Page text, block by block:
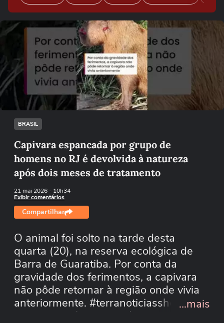
Ops!
Não foi possível reproduzir o vídeo
Tentar novamente
BRASIL
Capivara espancada por grupo de
homens no RJ é devolvida à natureza
após dois meses de tratamento
21 mai 2026- 10h34
Exibir comentários
Compartilhar
O animal foi solto na tarde desta
quarta (20), na reserva ecológica de
Barra de Guaratiba. Por conta da
gravidade dos ferimentos, a capivara
não pôde retornar à região onde vivia
anteriormente. #terranoticiasshorts
Reprodução/Instagram/
...mais